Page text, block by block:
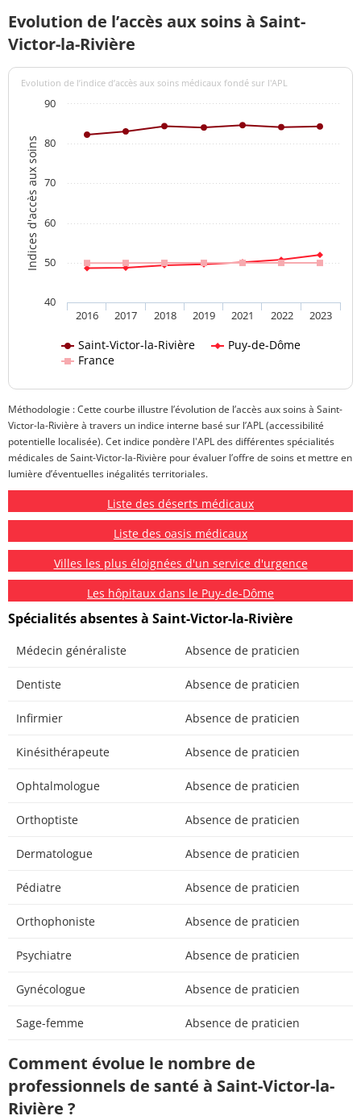
Evolution de l’accès aux soins à Saint-
Victor-la-Rivière
Indices d'accès aux soins
Evolution de l’indice d’accès aux soins médicaux fondé sur l'APL
Saint-Victor-la-Rivière
Puy-de-Dôme
France
2016 2017 2018 2019 2021 2022 2023
40
50
60
70
80
90
Méthodologie : Cette courbe illustre l’évolution de l’accès aux soins à Saint-
Victor-la-Rivière à travers un indice interne basé sur l’APL (accessibilité
potentielle localisée). Cet indice pondère l'APL des différentes spécialités
médicales de Saint-Victor-la-Rivière pour évaluer l’offre de soins et mettre en
lumière d’éventuelles inégalités territoriales.
Liste des déserts médicaux
Liste des oasis médicaux
Villes les plus éloignées d'un service d'urgence
Les hôpitaux dans le Puy-de-Dôme
Spécialités absentes à Saint-Victor-la-Rivière
Médecin généraliste Absence de praticien
Dentiste Absence de praticien
Infirmier Absence de praticien
Kinésithérapeute Absence de praticien
Ophtalmologue Absence de praticien
Orthoptiste Absence de praticien
Dermatologue Absence de praticien
Pédiatre Absence de praticien
Orthophoniste Absence de praticien
Psychiatre Absence de praticien
Gynécologue Absence de praticien
Sage-femme Absence de praticien
Comment évolue le nombre de
professionnels de santé à Saint-Victor-la-
Rivière ?